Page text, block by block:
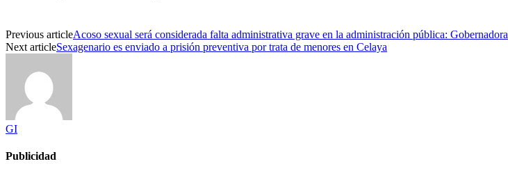
Previous articleAcoso sexual será considerada falta administrativa grave en la administración pública: Gobernadora
Next articleSexagenario es enviado a prisión preventiva por trata de menores en Celaya
GI
Publicidad